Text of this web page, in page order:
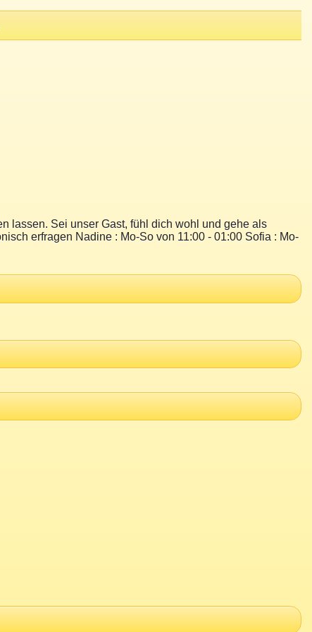
lassen. Sei unser Gast, fühl dich wohl und gehe als
erfragen Nadine : Mo-So von 11:00 - 01:00 Sofia : Mo-